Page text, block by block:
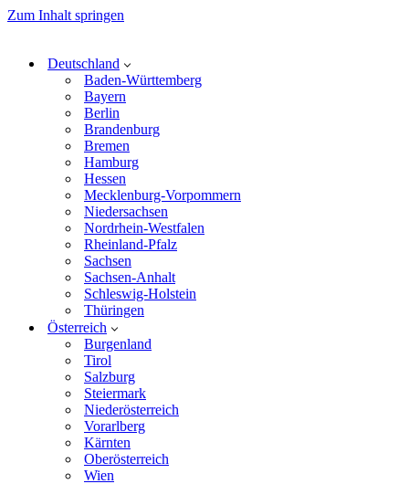
Zum Inhalt springen
Deutschland
Baden-Württemberg
Bayern
Berlin
Brandenburg
Bremen
Hamburg
Hessen
Mecklenburg-Vorpommern
Niedersachsen
Nordrhein-Westfalen
Rheinland-Pfalz
Sachsen
Sachsen-Anhalt
Schleswig-Holstein
Thüringen
Österreich
Burgenland
Tirol
Salzburg
Steiermark
Niederösterreich
Vorarlberg
Kärnten
Oberösterreich
Wien